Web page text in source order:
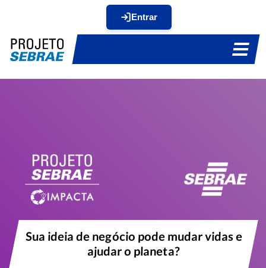
Entrar
Sua ideia de negócio pode mudar vidas e
ajudar o planeta?